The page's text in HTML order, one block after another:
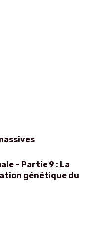
– Partie 9 : La
génétique du